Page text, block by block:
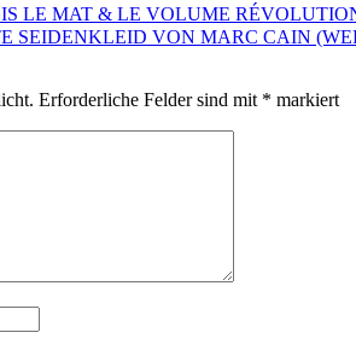
LE MAT & LE VOLUME
SEIDENKLEID VON MARC CAIN
Erforderliche Felder sind mit * markiert